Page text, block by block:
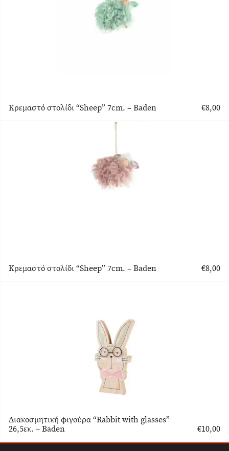
Κρεμαστό στολίδι “Sheep” 7cm. – Baden €8,00
Κρεμαστό στολίδι “Sheep” 7cm. – Baden €8,00
Διακοσμητική φιγούρα “Rabbit with glasses”
26,5εκ. – Baden
€10,00